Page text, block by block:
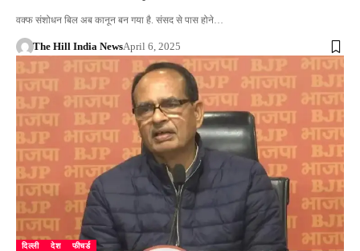
वक्फ संशोधन बिल अब कानून बन गया है. संसद से पास होने…
The Hill India NewsApril 6, 2025
दिल्ली देश फीचर्ड